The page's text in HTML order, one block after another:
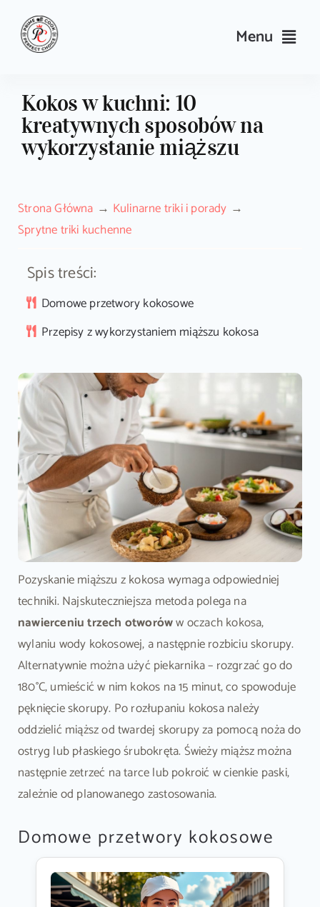
content
Menu
Przepisy
Kulinarne triki i porady
Search
for:
Kokos w kuchni: 10
kreatywnych sposobów na
wykorzystanie miąższu
Strona Główna
Kulinarne triki i porady
Sprytne triki kuchenne
Spis treści:
Domowe przetwory kokosowe
Przepisy z wykorzystaniem miąższu kokosa
Pozyskanie miąższu z kokosa wymaga odpowiedniej
techniki. Najskuteczniejsza metoda polega na
nawierceniu trzech otworóww oczach kokosa,
wylaniu wody kokosowej, a następnie rozbiciu skorupy.
Alternatywnie można użyć piekarnika – rozgrzać go do
180°C, umieścić w nim kokos na 15 minut, co spowoduje
pęknięcie skorupy. Po rozłupaniu kokosa należy
oddzielić miąższ od twardej skorupy za pomocą noża do
ostryg lub płaskiego śrubokręta. Świeży miąższ można
następnie zetrzeć na tarce lub pokroić w cienkie paski,
zależnie od planowanego zastosowania.
Domowe przetwory kokosowe